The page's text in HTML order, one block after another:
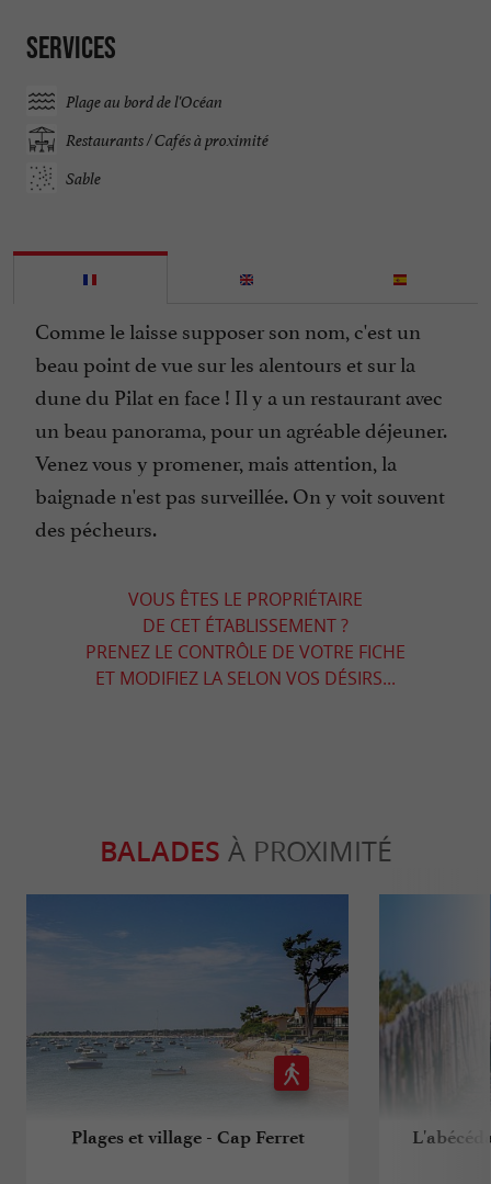
Services
Plage au bord de l'Océan
Restaurants / Cafés à proximité
Sable
Comme le laisse supposer son nom, c'est un
beau point de vue sur les alentours et sur la
dune du Pilat en face ! Il y a un restaurant avec
un beau panorama, pour un agréable déjeuner.
Venez vous y promener, mais attention, la
baignade n'est pas surveillée. On y voit souvent
des pécheurs.
VOUS ÊTES LE PROPRIÉTAIRE
DE CET ÉTABLISSEMENT ?
PRENEZ LE CONTRÔLE DE VOTRE FICHE
ET MODIFIEZ LA SELON VOS DÉSIRS...
BALADES À PROXIMITÉ
Plages et village - Cap Ferret